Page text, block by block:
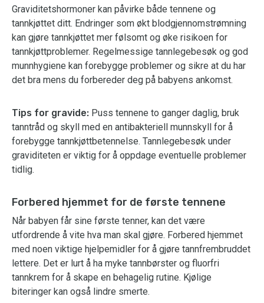
Graviditetshormoner kan påvirke både tennene og
tannkjøttet ditt. Endringer som økt blodgjennomstrømning
kan gjøre tannkjøttet mer følsomt og øke risikoen for
tannkjøttproblemer. Regelmessige tannlegebesøk og god
munnhygiene kan forebygge problemer og sikre at du har
det bra mens du forbereder deg på babyens ankomst.
Tips for gravide: Puss tennene to ganger daglig, bruk
tanntråd og skyll med en antibakteriell munnskyll for å
forebygge tannkjøttbetennelse. Tannlegebesøk under
graviditeten er viktig for å oppdage eventuelle problemer
tidlig.
Forbered hjemmet for de første tennene
Når babyen får sine første tenner, kan det være
utfordrende å vite hva man skal gjøre. Forbered hjemmet
med noen viktige hjelpemidler for å gjøre tannfrembruddet
lettere. Det er lurt å ha myke tannbørster og fluorfri
tannkrem for å skape en behagelig rutine. Kjølige
biteringer kan også lindre smerte.